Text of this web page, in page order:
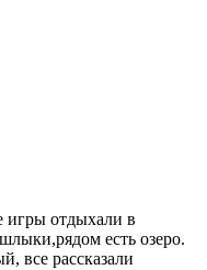
отдыхали в
есть озеро.
все рассказали